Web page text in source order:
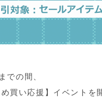
の間、
買い応援】イベントを